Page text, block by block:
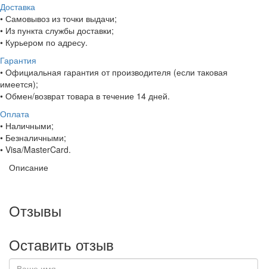
Доставка
• Самовывоз из точки выдачи;
• Из пункта службы доставки;
• Курьером по адресу.
Гарантия
• Официальная гарантия от производителя (если таковая
имеется);
• Обмен/возврат товара в течение 14 дней.
Оплата
• Наличными;
• Безналичными;
• Visa/MasterCard.
Описание
Отзывы
Оставить отзыв